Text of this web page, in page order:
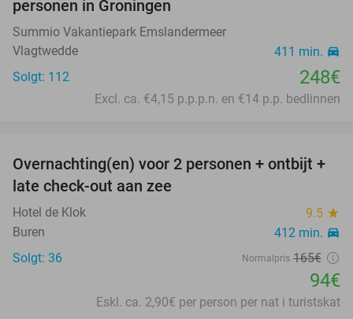
personen in Groningen
Summio Vakantiepark Emslandermeer
Vlagtwedde
411 min. directions_car
Solgt: 112 248€
Excl. ca. €4,15 p.p.p.n. en €14 p.p. bedlinnen
43%
Overnachting(en) voor 2 personen + ontbijt +
late check-out aan zee
Hotel de Klok 9.5 star
Buren 412 min. directions_car
Solgt: 36 Normalpris 165€
94€
Eskl. ca. 2,90€ per person per nat i turistskat